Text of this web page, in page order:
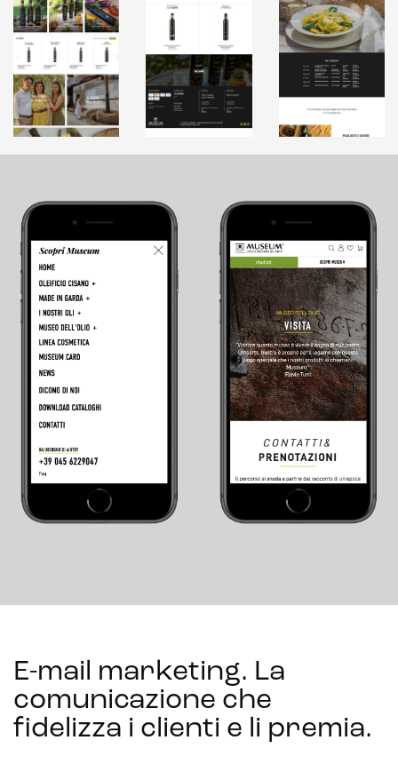
E-mail marketing. La
comunicazione che
fidelizza i clienti e li premia.